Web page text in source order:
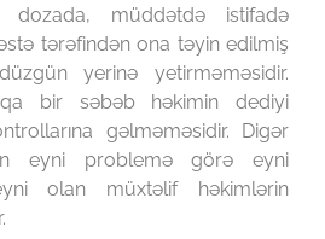
dozada, müddətdə istifadə
tərəfindən ona təyin edilmiş
yerinə yetirməməsidir.
bir səbəb həkimin dediyi
gəlməməsidir. Digər
eyni problemə görə eyni
olan müxtəlif həkimlərin